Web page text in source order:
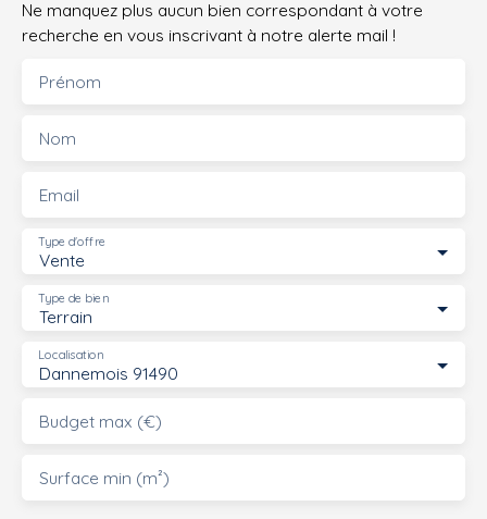
Ne manquez plus aucun bien correspondant à votre
recherche en vous inscrivant à notre alerte mail !
Prénom
Nom
Email
Vente
Type d'offre
Terrain
Type de bien
Dannemois 91490
Localisation
Budget max (€)
Surface min (m²)